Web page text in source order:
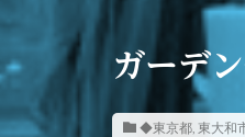
ガーデ
◆東京都, 東大和